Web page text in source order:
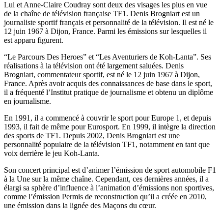
Lui et Anne-Claire Coudray sont deux des visages les plus en vue
de la chaîne de télévision française TF1. Denis Brogniart est un
journaliste sportif français et personnalité de la télévision. Il est né le
12 juin 1967 à Dijon, France. Parmi les émissions sur lesquelles il
est apparu figurent.
“Le Parcours Des Heroes” et “Les Aventuriers de Koh-Lanta”. Ses
réalisations à la télévision ont été largement saluées. Denis
Brogniart, commentateur sportif, est né le 12 juin 1967 à Dijon,
France. Après avoir acquis des connaissances de base dans le sport,
il a fréquenté l’Institut pratique de journalisme et obtenu un diplôme
en journalisme.
En 1991, il a commencé à couvrir le sport pour Europe 1, et depuis
1993, il fait de même pour Eurosport. En 1999, il intègre la direction
des sports de TF1. Depuis 2002, Denis Brogniart est une
personnalité populaire de la télévision TF1, notamment en tant que
voix derrière le jeu Koh-Lanta.
Son concert principal est d’animer l’émission de sport automobile F1
à la Une sur la même chaîne. Cependant, ces dernières années, il a
élargi sa sphère d’influence à l’animation d’émissions non sportives,
comme l’émission Permis de reconstruction qu’il a créée en 2010,
une émission dans la lignée des Maçons du cœur.